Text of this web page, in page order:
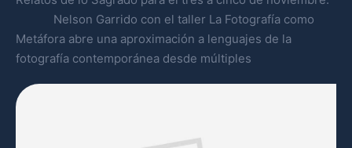
Nelson Garrido con el taller La Fotografía como
Metáfora abre una aproximación a lenguajes de la
fotografía contemporánea desde múltiples